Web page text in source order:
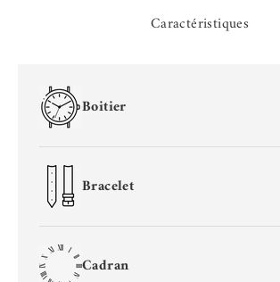
Caractéristiques
Boitier
Bracelet
Cadran